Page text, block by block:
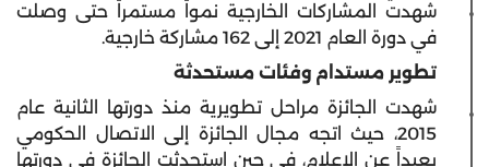
شهدت المشاركات الخارجية نمواً مستمراً حتى وصلت
في دورة العام 2021 إلى 162 مشاركة خارجية.
تطوير مستدام وفئات مستحدثة
شهدت الجائزة مراحل تطويرية منذ دورتها الثانية عام
2015، حيث اتجه مجال الجائزة إلى الاتصال الحكومي
بعيداً عن الإعلام، في حين استحدثت الجائزة في دورتها